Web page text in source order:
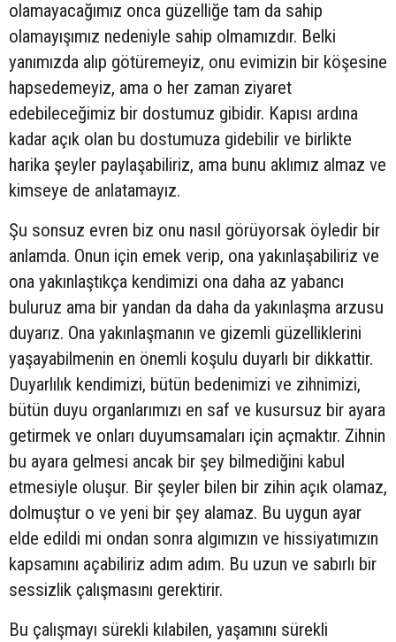
olamayacağımız onca güzelliğe tam da sahip
olamayışımız nedeniyle sahip olmamızdır. Belki
yanımızda alıp götüremeyiz, onu evimizin bir köşesine
hapsedemeyiz, ama o her zaman ziyaret
edebileceğimiz bir dostumuz gibidir. Kapısı ardına
kadar açık olan bu dostumuza gidebilir ve birlikte
harika şeyler paylaşabiliriz, ama bunu aklımız almaz ve
kimseye de anlatamayız.
Şu sonsuz evren biz onu nasıl görüyorsak öyledir bir
anlamda. Onun için emek verip, ona yakınlaşabiliriz ve
ona yakınlaştıkça kendimizi ona daha az yabancı
buluruz ama bir yandan da daha da yakınlaşma arzusu
duyarız. Ona yakınlaşmanın ve gizemli güzelliklerini
yaşayabilmenin en önemli koşulu duyarlı bir dikkattir.
Duyarlılık kendimizi, bütün bedenimizi ve zihnimizi,
bütün duyu organlarımızı en saf ve kusursuz bir ayara
getirmek ve onları duyumsamaları için açmaktır. Zihnin
bu ayara gelmesi ancak bir şey bilmediğini kabul
etmesiyle oluşur. Bir şeyler bilen bir zihin açık olamaz,
dolmuştur o ve yeni bir şey alamaz. Bu uygun ayar
elde edildi mi ondan sonra algımızın ve hissiyatımızın
kapsamını açabiliriz adım adım. Bu uzun ve sabırlı bir
sessizlik çalışmasını gerektirir.
Bu çalışmayı sürekli kılabilen, yaşamını sürekli